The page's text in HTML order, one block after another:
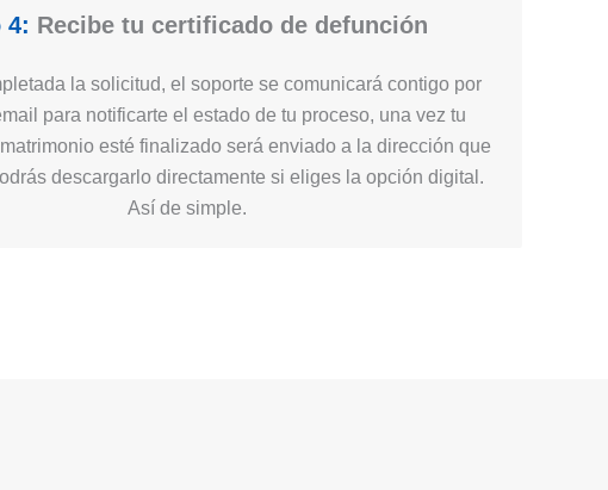
4: Recibe tu certificado de defunción
la solicitud, el soporte se comunicará contigo por
para notificarte el estado de tu proceso, una vez tu
esté finalizado será enviado a la dirección que
descargarlo directamente si eliges la opción digital.
Así de simple.